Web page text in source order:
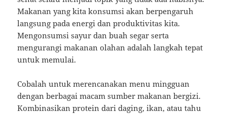
Makanan yang kita konsumsi akan berpengaruh
langsung pada energi dan produktivitas kita.
Mengonsumsi sayur dan buah segar serta
mengurangi makanan olahan adalah langkah tepat
untuk memulai.
Cobalah untuk merencanakan menu mingguan
dengan berbagai macam sumber makanan bergizi.
Kombinasikan protein dari daging, ikan, atau tahu